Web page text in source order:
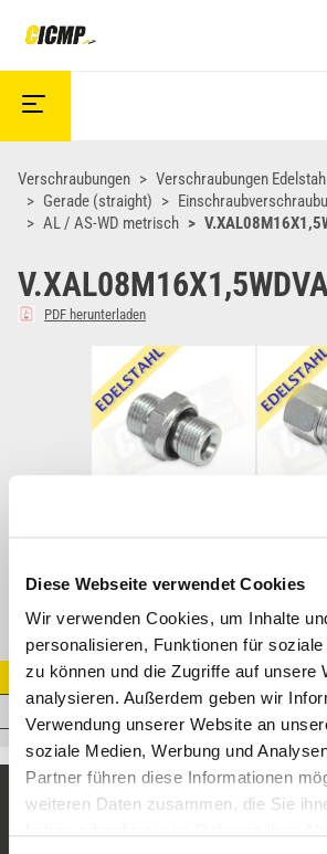
Diese Webseite verwendet Cookies
Wir verwenden Cookies, um Inhalte
personalisieren, Funktionen für
zu können und die Zugriffe auf unsere
analysieren. Außerdem geben wir
Verwendung unserer Website an
soziale Medien, Werbung und
Partner führen diese Informationen
weiteren Daten zusammen, die Sie
Verschraubungen
Verschraubungen
Gerade (straight)
AL / AS-WD metrisch
PDF herunterladen
XGE-M-ED Gerade Einschraubverschr. mit
Artikel Nr.
V.XAL08M16X1,5WDVA